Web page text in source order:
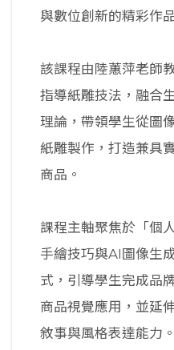
與數位創新的精彩作
該課程由陸蕙萍老師
指導紙雕技法，融合
理論，帶領學生從圖
紙雕製作，打造兼具
商品。
課程主軸聚焦於「個
手繪技巧與AI圖像生
式，引導學生完成品
商品視覺應用，並延
敘事與風格表達能力